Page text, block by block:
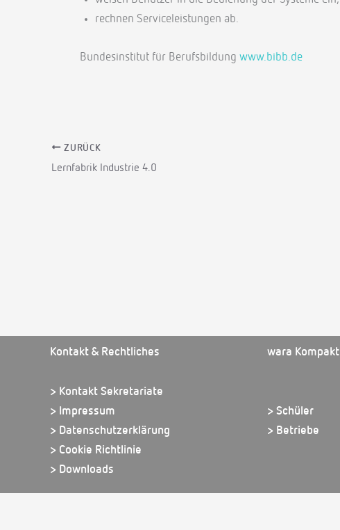
rechnen Serviceleistungen ab.
Bundesinstitut für Berufsbildung www.bibb.de
ZURÜCK
Lernfabrik Industrie 4.0
Kontakt & Rechtliches
> Kontakt Sekretariate
> Impressum
> Datenschutzerklärung
> Cookie Richtlinie
> Downloads
wara Kompakt
> Schüler
> Betriebe